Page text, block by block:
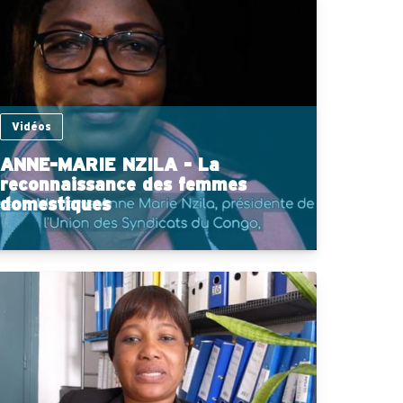
Vidéos
ANNE-MARIE NZILA - La
reconnaissance des femmes
domestiques